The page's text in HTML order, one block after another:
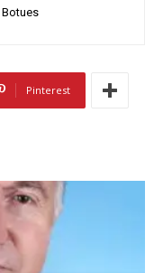
Pinterest